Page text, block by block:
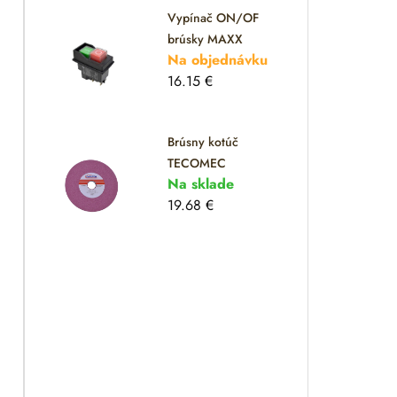
Vypínač ON/OF
brúsky MAXX
Na objednávku
16.15€
Brúsny kotúč
TECOMEC
Na sklade
19.68€